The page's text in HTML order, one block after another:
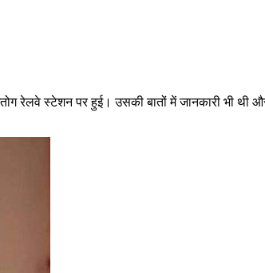
रेलवे स्टेशन पर हुई। उसकी बातों में जानकारी भी